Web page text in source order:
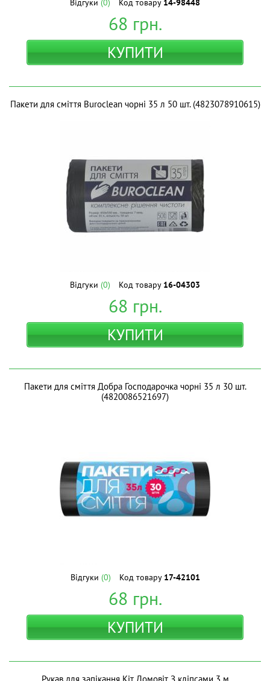
Відгуки (0) Код товару 14-98448
68 грн.
КУПИТИ
Пакети для сміття Buroclean чорні 35 л 50 шт. (4823078910615)
Відгуки (0) Код товару 16-04303
68 грн.
КУПИТИ
Пакети для сміття Добра Господарочка чорні 35 л 30 шт.
(4820086521697)
Відгуки (0) Код товару 17-42101
68 грн.
КУПИТИ